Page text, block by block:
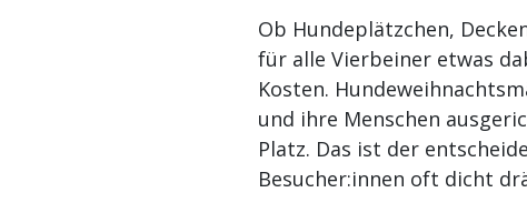
Ob Hundeplätzchen,
für alle Vierbeiner etwas
Kosten.
und ihre Menschen
Platz. Das ist der
Besucher:innen oft dicht